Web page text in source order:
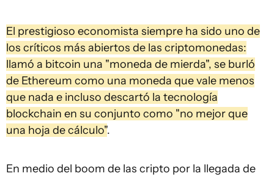
El prestigioso economista siempre ha sido uno de
los críticos más abiertos de las criptomonedas:
llamó a bitcoin una "moneda de mierda", se burló
de Ethereum como una moneda que vale menos
que nada e incluso descartó la tecnología
blockchain en su conjunto como "no mejor que
una hoja de cálculo".
En medio del boom de las cripto por la llegada de